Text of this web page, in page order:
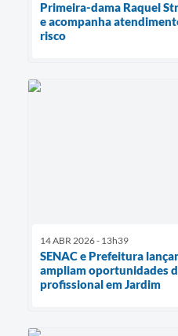
Primeira-dama Raquel
e acompanha
risco
14 ABR 2026 - 13h39
SENAC e Prefeitura
ampliam oportunidades
profissional em Jardim